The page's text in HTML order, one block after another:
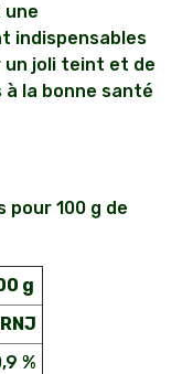
indispensables
un joli teint et de
la bonne santé
100 g de
g
%